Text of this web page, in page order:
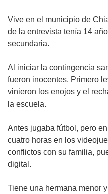
Vive en el municipio de
de la entrevista tenía 14
secundaria.
Al iniciar la contingencia
fueron inocentes. Primero
vinieron los enojos y el
la escuela.
Antes jugaba fútbol, pero
cuatro horas en los
conflictos con su familia,
digital.
Tiene una hermana menor